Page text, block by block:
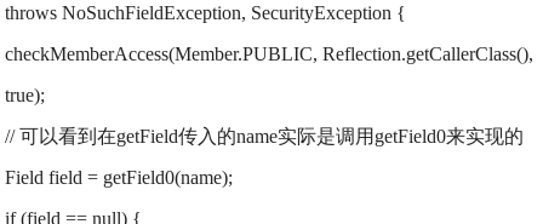
throws NoSuchFieldException, SecurityException {
checkMemberAccess(Member.PUBLIC, Reflection.getCallerClass(),
true);
// 可以看到在getField传入的name实际是调用getField0来实现的
Field field = getField0(name);
if (field == null) {